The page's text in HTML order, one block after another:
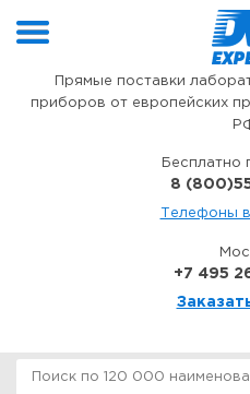
Прямые поставки
приборов от европейских
Бесплатно
8
Телефоны
+7 495